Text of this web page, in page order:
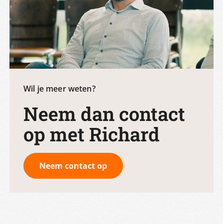
Wil je meer weten?
Neem dan contact
op met Richard
Neem contact op